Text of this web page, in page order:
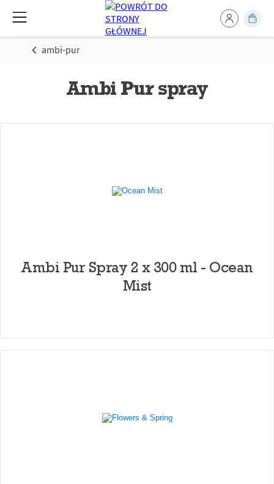
ambi-pur
Ambi Pur spray
Ambi Pur Spray 2 x 300 ml - Ocean
Mist